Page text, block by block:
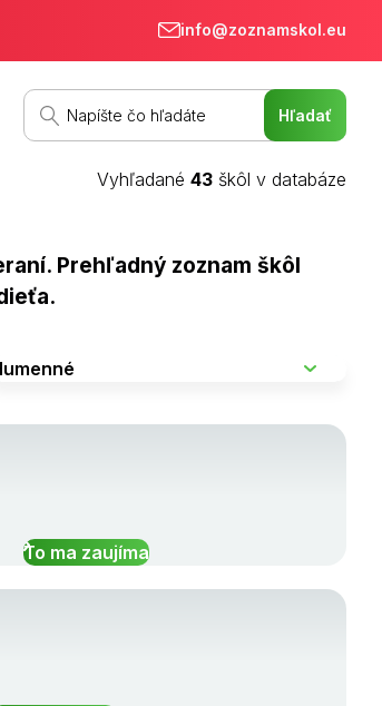
info@zoznamskol.eu
Vyhľadané 43 škôl v databáze
Prehľadný zoznam škôl
To ma zaujíma